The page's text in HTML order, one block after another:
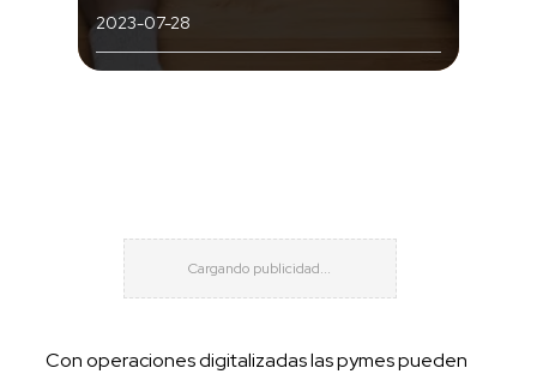
2023-07-28
Con operaciones digitalizadas las pymes pueden